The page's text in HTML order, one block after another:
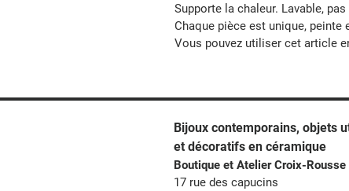
Supporte la chaleur. Lavable,
Chaque pièce est unique, peinte
Vous pouvez utiliser cet article
Bijoux contemporains, objets
et décoratifs en céramique
Boutique et Atelier Croix-Rousse
17 rue des capucins